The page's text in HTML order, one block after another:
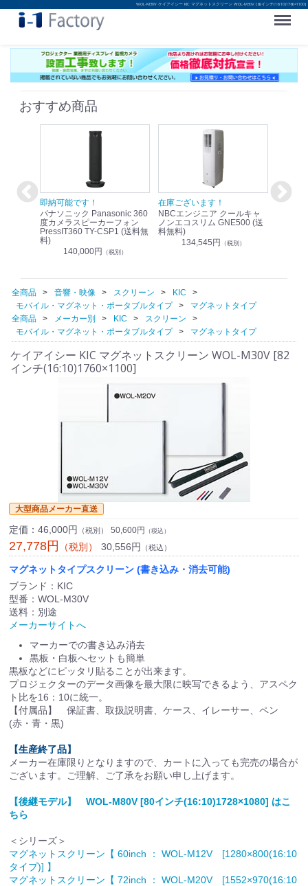
WOL-M30V ケイアイシー KIC マグネットスクリーン WOL-M30V [82インチ(16:10)1760×1100]
Menu
おすすめ商品
即納可能です！
パナソニック Panasonic 360
度カメラスピーカーフォン
PressIT360 TY-CSP1 (送料無
料)
140,000円 （税別）
在庫ございます！
NBCエンジニア クールキャ
ノンエコスリム GNE500 (送
料無料)
134,545円 （税別）
即納可
全商品 音響・映像 スクリーン
KIC
モバイル・マグネット・ポータブルタイプ
マグネットタイプ
全商品
メーカー別 KIC
スクリーン
モバイル・マグネット・ポータブルタイプ
マグネットタイプ
ケイアイシー KIC マグネットスクリーン WOL-M30V [82
インチ(16:10)1760×1100]
大型商品メーカー直送
定価： 46,000円 （税別） 50,600円 （税込）
27,778円 （税別） 30,556円 （税込）
マグネットタイプスクリーン (書き込み・消去可能)
ブランド：KIC
型番：WOL-M30V
送料：別途
メーカーサイトへ
マーカーでの書き込み消去
黒板・白板へセットも簡単
黒板などにピッタリ貼ることが出来ます。
プロジェクターのデータ画像を最大限に映写できるよう、アスペク
ト比を16：10に統一。
【付属品】 保証書、取扱説明書、ケース、イレーサー、ペン
(赤・青・黒)
【生産終了品】
メーカー在庫限りとなりますので、カートに入っても完売の場合が
ございます。ご理解、ご了承をお願い申し上げます。
【後継モデル】 WOL-M80V [80インチ(16:10)1728×1080] はこ
ちら
＜シリーズ＞
マグネットスクリーン【 60inch ： WOL-M12V [1280×800(16:10
タイプ)] 】
マグネットスクリーン【 72inch ： WOL-M20V [1552×970(16:10